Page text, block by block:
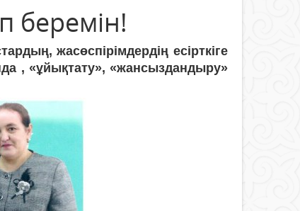
беремін!
жасөспірімдердің есірткіге
, «ұйықтату», «жансыздандыру»